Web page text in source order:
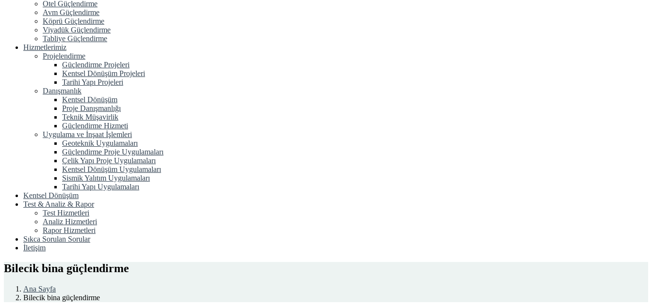
Otel Güçlendirme
Avm Güçlendirme
Köprü Güçlendirme
Viyadük Güçlendirme
Tabliye Güçlendirme
Hizmetlerimiz
Projelendirme
Güçlendirme Projeleri
Kentsel Dönüşüm Projeleri
Tarihi Yapı Projeleri
Danışmanlık
Kentsel Dönüşüm
Proje Danışmanlığı
Teknik Müşavirlik
Güçlendirme Hizmeti
Uygulama ve İnşaat İşlemleri
Geoteknik Uygulamaları
Güçlendirme Proje Uygulamaları
Çelik Yapı Proje Uygulamaları
Kentsel Dönüşüm Uygulamaları
Sismik Yalıtım Uygulamaları
Tarihi Yapı Uygulamaları
Kentsel Dönüşüm
Test & Analiz & Rapor
Test Hizmetleri
Analiz Hizmetleri
Rapor Hizmetleri
Sıkca Sorulan Sorular
İletişim
Bilecik bina güçlendirme
Ana Sayfa
Bilecik bina güçlendirme